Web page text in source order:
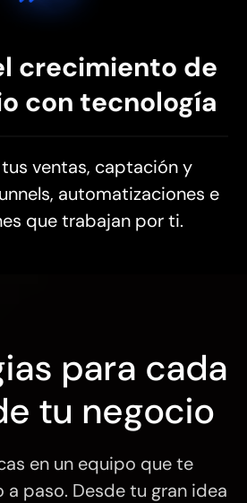
crecimiento de
con tecnología
ventas, captación y
automatizaciones e
que trabajan por ti.
para cada
tu negocio
en un equipo que te
paso. Desde tu gran idea